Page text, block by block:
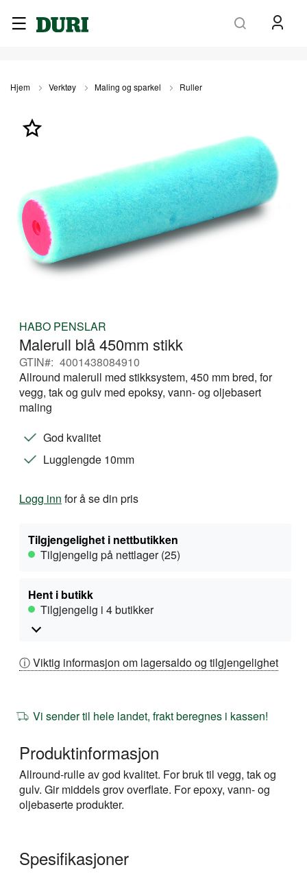
Hjem Verktøy Maling og sparkel Ruller
slutten
begynnelsen
bildegalleri
HABO PENSLAR
Malerull blå 450mm stikk
GTIN
4001438084910
Allround malerull med stikksystem, 450 mm bred, for
vegg, tak og gulv med epoksy, vann- og oljebasert
maling
God kvalitet
Lugglengde 10mm
Logg inn for å se din pris
Tilgjengelighet i nettbutikken
Tilgjengelig på nettlager (25)
Hent i butikk
Tilgjengelig i 4 butikker
ⓘ Viktig informasjon om lagersaldo og tilgjengelighet
Vi sender til hele landet, frakt beregnes i kassen!
Produktinformasjon
Allround-rulle av god kvalitet. For bruk til vegg, tak og
gulv. Gir middels grov overflate. For epoxy, vann- og
oljebaserte produkter.
Spesifikasjoner